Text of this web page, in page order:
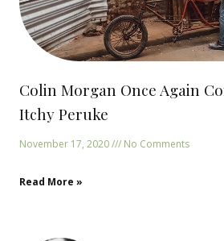
Colin Morgan Once Again
Itchy Peruke
November 17, 2020 No Comments
Read More »